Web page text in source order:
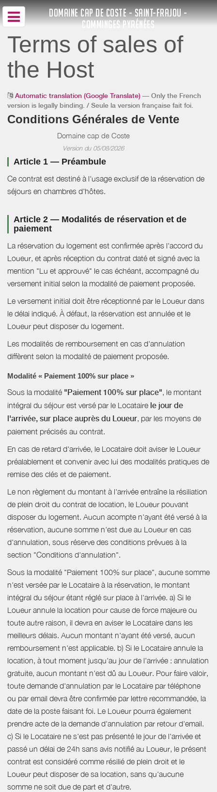
DOMAINE CAP DE COSTE - SAINT-FRAJOU -
COMMINGES PYRÉNÉES
Terms of sales of
the Host
Automatic translation (Google Translate) — Only the French
version is legally binding. / Seule la version française fait foi.
Conditions Générales de Vente
Domaine cap de Coste
Version du 05/08/2026
Article 1 — Préambule
Ce contrat est destiné à l'usage exclusif de la réservation de
séjours en chambres d'hôtes.
Article 2 — Modalités de réservation et de
paiement
La réservation du logement est confirmée après l'accord du
Loueur, et après réception du contrat daté et signé avec la
mention "Lu et approuvé" le cas échéant, accompagné du
versement initial selon la modalité de paiement proposée.
Le versement initial doit être réceptionné par le Loueur dans
le délai indiqué. À défaut, la réservation est annulée et le
Loueur peut disposer du logement.
Les modalités de remboursement en cas d'annulation
diffèrent selon la modalité de paiement proposée.
Modalité « Paiement 100% sur place »
Sous la modalité "Paiement 100% sur place", le montant
intégral du séjour est versé par le Locataire le jour de
l'arrivée, sur place auprès du Loueur, par les moyens de
paiement précisés au contrat.
En cas de retard d'arrivée, le Locataire doit aviser le Loueur
préalablement et convenir avec lui des modalités pratiques de
remise des clés et de paiement.
Le non règlement du montant à l'arrivée entraîne la résiliation
de plein droit du contrat de location, le Loueur pouvant
disposer du logement. Aucun acompte n'ayant été versé à la
réservation, aucune somme n'est due au Loueur en cas
d'annulation, sous réserve des conditions prévues à la
section "Conditions d'annulation".
Sous la modalité "Paiement 100% sur place", aucune somme
n'est versée par le Locataire à la réservation, le montant
intégral du séjour étant réglé sur place à l'arrivée. a) Si le
Loueur annule la location pour cause de force majeure ou
toute autre raison, il devra en aviser le Locataire dans les
meilleurs délais. Aucun montant n'ayant été versé, aucun
remboursement n'est applicable. b) Si le Locataire annule la
location, à tout moment jusqu'au jour de l'arrivée : annulation
gratuite, aucun montant n'est dû au Loueur. Pour faire valoir,
toute demande d'annulation par le Locataire par téléphone
ou par email devra être confirmée par lettre recommandée, la
date de la poste faisant foi. Le Loueur pourra également
prendre acte de la demande d'annulation par retour d'email.
c) Si le Locataire ne s'est pas présenté le jour de l'arrivée et
passé un délai de 24h sans avis notifié au Loueur, le présent
contrat est considéré comme résilié de plein droit et le
Loueur peut disposer de sa location, sans qu'aucune
somme ne soit due de part et d'autre.